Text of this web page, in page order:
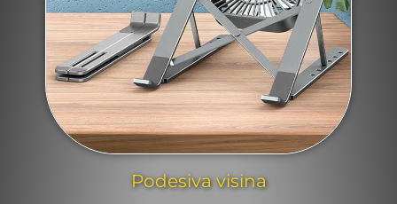
Podesiva visina